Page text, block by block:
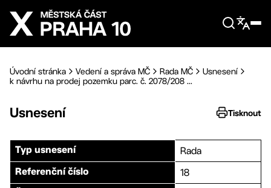
Přejít na hlavní obsah
Úvodní stránka Vedení a správa MČ Rada MČ
Usnesení
k návrhu na prodej pozemku parc. č. 2078/208 ...
Usnesení Tisknout
Typ usnesení Rada
Referenční číslo 18